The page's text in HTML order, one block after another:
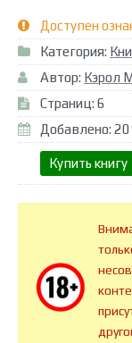
Доступен
Категория:
Автор: Кэрол
Страниц: 6
Добавлено:
Купить книгу